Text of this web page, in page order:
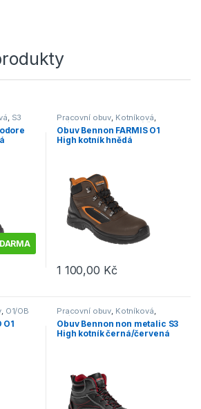
, S3
variant. Možnosti lze vybrat na stránce
Pracovní obuv, Kotníková,
O1/O2 ,Outdoor a volný čas
Obuv
Obuv Bennon FARMIS O1
High kotník hnědá
1 100,00 Kč
Tento produkt má více
, O1/OB
O1
Pracovní obuv Kotníková
S3/S1P
Obuv Bennon non metalic S3
High kotník černá/červená